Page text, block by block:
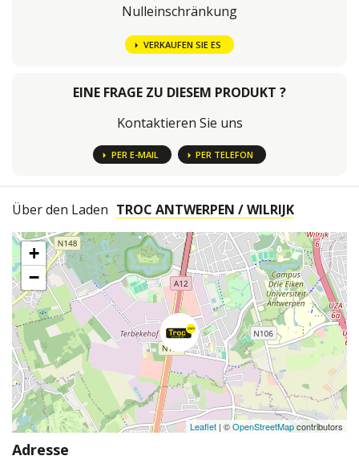
Nulleinschränkung
VERKAUFEN SIE ES
EINE FRAGE ZU DIESEM PRODUKT ?
Kontaktieren Sie uns
PER E-MAIL PER TELEFON
Über den Laden TROC ANTWERPEN / WILRIJK
+
−
Leaflet | ©OpenStreetMapcontributors
Adresse